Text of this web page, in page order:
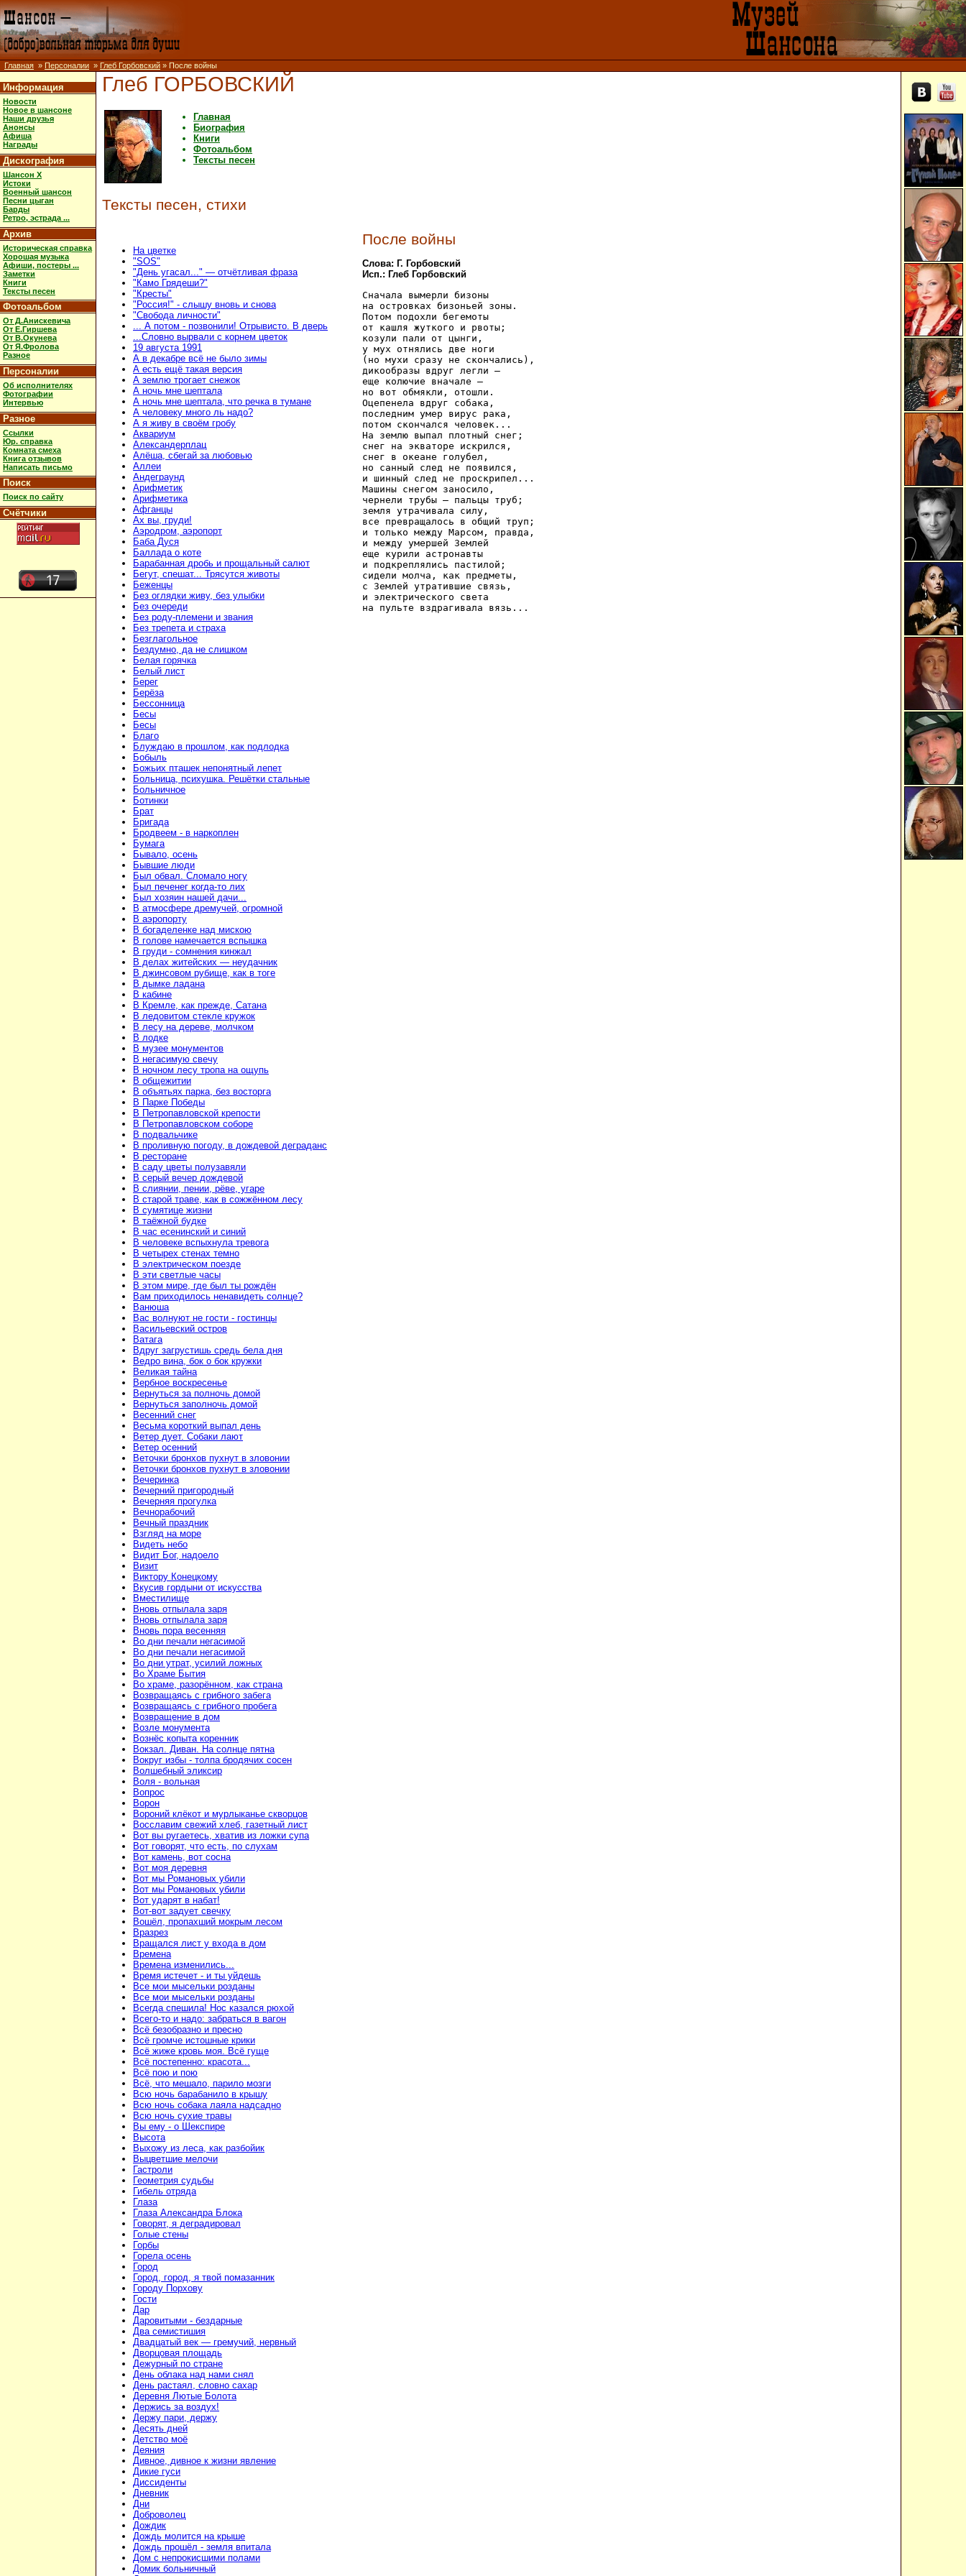
Главная » Персоналии » Глеб Горбовский » После войны
Информация
Новости
Новое в шансоне
Наши друзья
Анонсы
Афиша
Награды
Дискография
Шансон X
Истоки
Военный шансон
Песни цыган
Барды
Ретро, эстрада ...
Архив
Историческая справка
Хорошая музыка
Афиши, постеры ...
Заметки
Книги
Тексты песен
Фотоальбом
От Д.Анискевича
От Е.Гиршева
От В.Окунева
От Я.Фролова
Разное
Персоналии
Об исполнителях
Фотографии
Интервью
Разное
Ссылки
Юр. справка
Комната смеха
Книга отзывов
Написать письмо
Поиск
Поиск по сайту
Счётчики
Глеб ГОРБОВСКИЙ
Главная
Биография
Книги
Фотоальбом
Тексты песен
Тексты песен, стихи
На цветке
"SOS"
"День угасал..." — отчётливая фраза
"Камо Грядеши?"
"Кресты"
"Россия!" - слышу вновь и снова
"Свобода личности"
... А потом - позвонили! Отрывисто. В дверь
...Словно вырвали с корнем цветок
19 августа 1991
А в декабре всё не было зимы
А есть ещё такая версия
А землю трогает снежок
А ночь мне шептала
А ночь мне шептала, что речка в тумане
А человеку много ль надо?
А я живу в своём гробу
Аквариум
Александерплац
Алёша, сбегай за любовью
Аллеи
Андеграунд
Арифметик
Арифметика
Афганцы
Ах вы, груди!
Аэродром, аэропорт
Баба Дуся
Баллада о коте
Барабанная дробь и прощальный салют
Бегут, спешат... Трясутся животы
Беженцы
Без оглядки живу, без улыбки
Без очереди
Без роду-племени и звания
Без трепета и страха
Безглагольное
Бездумно, да не слишком
Белая горячка
Белый лист
Берег
Берёза
Бессонница
Бесы
Бесы
Благо
Блуждаю в прошлом, как подлодка
Бобыль
Божьих пташек непонятный лепет
Больница, психушка. Решётки стальные
Больничное
Ботинки
Брат
Бригада
Бродвеем - в наркоплен
Бумага
Бывало, осень
Бывшие люди
Был обвал. Сломало ногу
Был печенег когда-то лих
Был хозяин нашей дачи...
В атмосфере дремучей, огромной
В аэропорту
В богаделенке над мискою
В голове намечается вспышка
В груди - сомнения кинжал
В делах житейских — неудачник
В джинсовом рубище, как в тоге
В дымке ладана
В кабине
В Кремле, как прежде, Сатана
В ледовитом стекле кружок
В лесу на дереве, молчком
В лодке
В музее монументов
В негасимую свечу
В ночном лесу тропа на ощупь
В общежитии
В объятьях парка, без восторга
В Парке Победы
В Петропавловской крепости
В Петропавловском соборе
В подвальчике
В проливную погоду, в дождевой деграданс
В ресторане
В саду цветы полузавяли
В серый вечер дождевой
В слиянии, пении, рёве, угаре
В старой траве, как в сожжённом лесу
В сумятице жизни
В таёжной будке
В час есенинский и синий
В человеке вспыхнула тревога
В четырех стенах темно
В электрическом поезде
В эти светлые часы
В этом мире, где был ты рождён
Вам приходилось ненавидеть солнце?
Ванюша
Вас волнуют не гости - гостинцы
Васильевский остров
Ватага
Вдруг загрустишь средь бела дня
Ведро вина, бок о бок кружки
Великая тайна
Вербное воскресенье
Вернуться за полночь домой
Вернуться заполночь домой
Весенний снег
Весьма короткий выпал день
Ветер дует. Собаки лают
Ветер осенний
Веточки бронхов пухнут в зловонии
Веточки бронхов пухнут в зловонии
Вечеринка
Вечерний пригородный
Вечерняя прогулка
Вечнорабочий
Вечный праздник
Взгляд на море
Видеть небо
Видит Бог, надоело
Визит
Виктору Конецкому
Вкусив гордыни от искусства
Вместилище
Вновь отпылала заря
Вновь отпылала заря
Вновь пора весенняя
Во дни печали негасимой
Во дни печали негасимой
Во дни утрат, усилий ложных
Во Храме Бытия
Во храме, разорённом, как страна
Возвращаясь с грибного забега
Возвращаясь с грибного пробега
Возвращение в дом
Возле монумента
Вознёс копыта коренник
Вокзал. Диван. На солнце пятна
Вокруг избы - толпа бродячих сосен
Волшебный эликсир
Воля - вольная
Вопрос
Ворон
Вороний клёкот и мурлыканье скворцов
Восславим свежий хлеб, газетный лист
Вот вы ругаетесь, хватив из ложки супа
Вот говорят, что есть, по слухам
Вот камень, вот сосна
Вот моя деревня
Вот мы Романовых убили
Вот мы Романовых убили
Вот ударят в набат!
Вот-вот задует свечку
Вошёл, пропахший мокрым лесом
Вразрез
Вращался лист у входа в дом
Времена
Времена изменились...
Время истечет - и ты уйдешь
Все мои мысельки розданы
Все мои мысельки розданы
Всегда спешила! Нос казался рюхой
Всего-то и надо: забраться в вагон
Всё безобразно и пресно
Всё громче истошные крики
Всё жиже кровь моя. Всё гуще
Всё постепенно: красота...
Всё пою и пою
Всё, что мешало, парило мозги
Всю ночь барабанило в крышу
Всю ночь собака лаяла надсадно
Всю ночь сухие травы
Вы ему - о Шекспире
Высота
Выхожу из леса, как разбойик
Выцветшие мелочи
Гастроли
Геометрия судьбы
Гибель отряда
Глаза
Глаза Александра Блока
Говорят, я деградировал
Голые стены
Горбы
Горела осень
Город
Город, город, я твой помазанник
Городу Порхову
Гости
Дар
Даровитыми - бездарные
Два семистишия
Двадцатый век — гремучий, нервный
Дворцовая площадь
Дежурный по стране
День облака над нами снял
День растаял, словно сахар
Деревня Лютые Болота
Держись за воздух!
Держу пари, держу
Десять дней
Детство моё
Деяния
Дивное, дивное к жизни явление
Дикие гуси
Диссиденты
Дневник
Дни
Доброволец
Дождик
Дождь молится на крыше
Дождь прошёл - земля впитала
Дом с непрокисшими полами
Домик больничный
После войны
Слова: Г. Горбовский
Исп.: Глеб Горбовский
Сначала вымерли бизоны
на островках бизоньей зоны.
Потом подохли бегемоты
от кашля жуткого и рвоты;
козули пали от цынги,
у мух отнялись две ноги
(но мухи сразу не скончались),
дикообразы вдруг легли —
еще колючие вначале —
но вот обмякли, отошли.
Оцепенела вдруг собака,
последним умер вирус рака,
потом скончался человек...
На землю выпал плотный снег;
снег на экваторе искрился,
снег в океане голубел,
но санный след не появился,
и шинный след не проскрипел...
Машины снегом заносило,
чернели трубы — пальцы труб;
земля утрачивала силу,
все превращалось в общий труп;
и только между Марсом, правда,
и между умершей Землей
еще курили астронавты
и подкреплялись пастилой;
сидели молча, как предметы,
с Землей утратившие связь,
и электрического света